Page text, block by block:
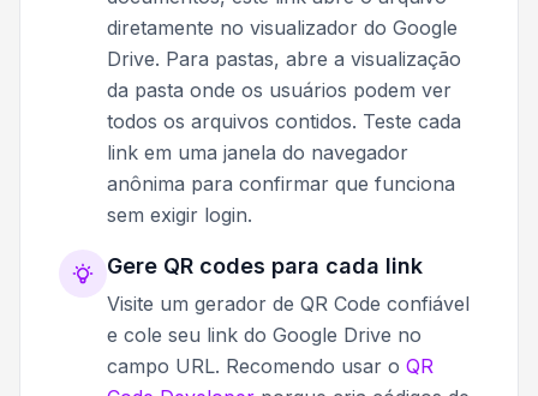
diretamente no visualizador do Google
Drive. Para pastas, abre a visualização
da pasta onde os usuários podem ver
todos os arquivos contidos. Teste cada
link em uma janela do navegador
anônima para confirmar que funciona
sem exigir login.
Gere QR codes para cada link
Visite um gerador de QR Code confiável
e cole seu link do Google Drive no
campo URL. Recomendo usar o QR